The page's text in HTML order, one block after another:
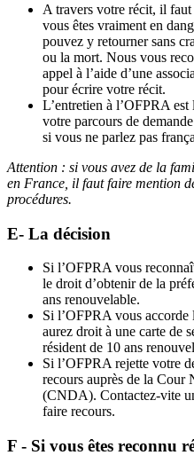
A travers votre récit, il
vous êtes vraiment en
pouvez y retourner sans
ou la mort. Nous vous
appel à l’aide d’une
pour écrire votre récit.
L’entretien à l’OFPRA
votre parcours de
si vous ne parlez pas
Attention : si vous avez de la
en France, il faut faire mention
procédures.
E- La décision
Si l’OFPRA vous
le droit d’obtenir de la
ans renouvelable.
Si l’OFPRA vous
aurez droit à une carte de
résident de 10 ans
Si l’OFPRA rejette votre
recours auprès de la
(CNDA). Contactez-vite
faire recours.
F - Si vous êtes reconnu